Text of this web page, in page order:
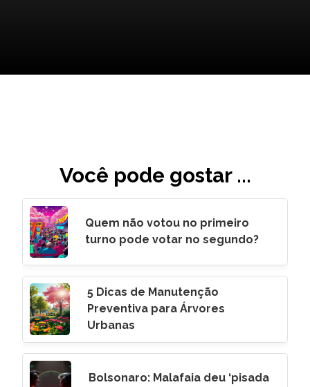
Você pode gostar ...
Quem não votou no primeiro
turno pode votar no segundo?
5 Dicas de Manutenção
Preventiva para Árvores
Urbanas
Bolsonaro: Malafaia deu ‘pisada